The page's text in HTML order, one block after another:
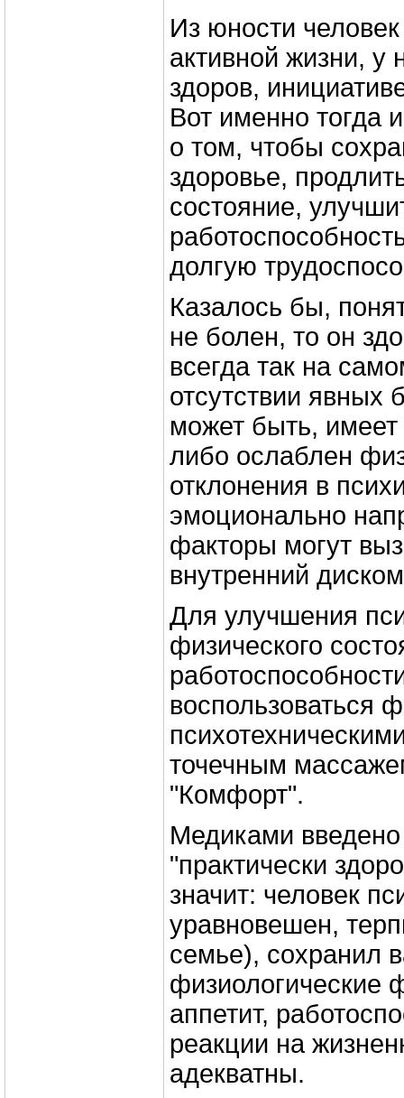
Из юности
активной жизни, у
здоров,
Вот именно тогда
о том, чтобы
здоровье,
состояние,
долгую
Казалось бы,
не болен, то он
всегда так на
отсутствии явных
может быть,
либо ослаблен
отклонения в
эмоционально
факторы могут
внутренний
Для улучшения
физического
воспользоваться
точечным
"Комфорт".
Медиками
"практически
значит: человек
уравновешен,
семье), сохранил
физиологические
аппетит,
реакции на
адекватны.